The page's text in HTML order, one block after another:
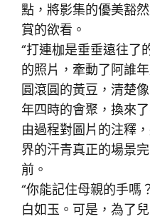
點，將影集的優美豁
賞的欲看。
“打連枷是垂垂遠往了
的照片，牽動了阿誰
圓滾圓的黃豆，清楚
年四時的會聚，換來
由過程對圖片的注釋
界的汗青真正的場景
前。
“你能記住母親的手嗎
白如玉。可是，為了